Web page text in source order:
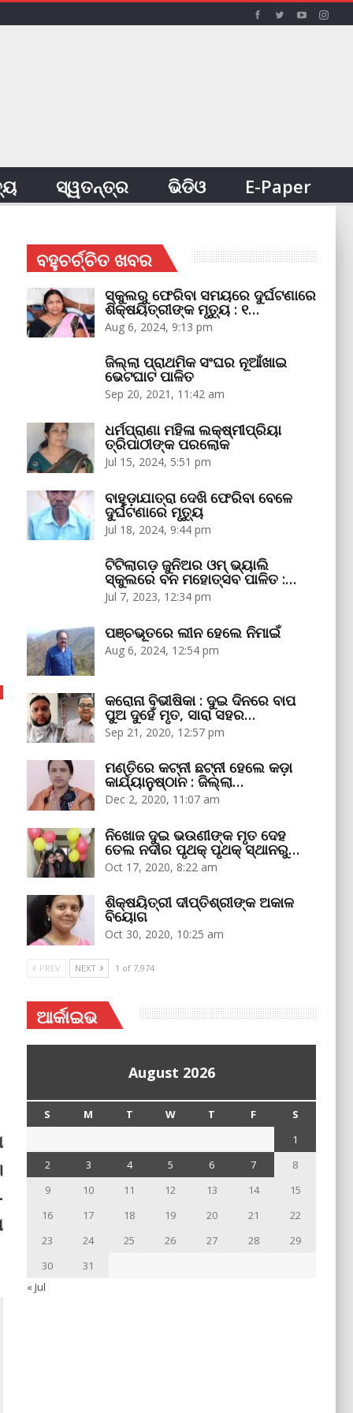
ସ୍ୱତନ୍ତ୍ର ଭିଡିଓ E-Paper
ବହୁଚର୍ଚ୍ଚିତ ଖବର
ସ୍କୁଲରୁ ଫେରିବା ସମୟରେ ଦୁର୍ଘଟଣାରେ
ଶିକ୍ଷୟିତ୍ରୀଙ୍କ ମୃତ୍ୟୁ : ୧…
Aug 6, 2024, 9:13 pm
ଜିଲ୍ଲା ପ୍ରାଥମିକ ସଂଘର ନୂଆଁଖାଇ
ଭେଟଘାଟ ପାଳିତ
Sep 20, 2021, 11:42 am
ଧର୍ମପ୍ରାଣା ମହିଳା ଲକ୍ଷ୍ମୀପ୍ରିୟା
ତ୍ରିପାଠୀଙ୍କ ପରଲୋକ
Jul 15, 2024, 5:51 pm
ବାହୁଡ଼ାଯାତ୍ରା ଦେଖି ଫେରିବା ବେଳେ
ଦୁର୍ଘଟଣାରେ ମୃତ୍ୟୁ
Jul 18, 2024, 9:44 pm
ଟିଟିଲାଗଡ଼ ଜୁନିଅର ଓମ୍‌ ଭ୍ୟାଲି
ସ୍କୁଲରେ ବନ ମହୋତ୍ସବ ପାଳିତ :…
Jul 7, 2023, 12:34 pm
ପଞ୍ଚଭୂତରେ ଲୀନ ହେଲେ ନିମାଇଁ
Aug 6, 2024, 12:54 pm
କରୋନା ବିଭୀଷିକା : ଦୁଇ ଦିନରେ ବାପ
ପୁଅ ଦୁହେଁ ମୃତ, ସାରା ସହର…
Sep 21, 2020, 12:57 pm
ମଣ୍ତିରେ କଟ୍‌ନୀ ଛଟ୍‌ନୀ ହେଲେ କଡ଼ା
କାର୍ଯ୍ୟାନୁଷ୍ଠାନ : ଜିଲ୍ଲା…
Dec 2, 2020, 11:07 am
ନିଖୋଜ ଦୁଇ ଭଉଣୀଙ୍କ ମୃତ ଦେହ
ତେଲ ନଦୀର ପୃଥକ୍‌ ପୃଥକ୍‌ ସ୍ଥାନରୁ…
Oct 17, 2020, 8:22 am
ଶିକ୍ଷୟିତ୍ରୀ ଦୀପ୍ତିଶ୍ରୀଙ୍କ ଅକାଳ
ବିୟୋଗ
Oct 30, 2020, 10:25 am
PREV NEXT 1 of 7,974
ଆର୍କାଇଭ
August 2026
S M T W T F
S
1
2
3 4 5 6 7
8
9
10 11 12 13 14
15
16
17 18 19 20 21
22
23
24 25 26 27 28
29
30
31
« Jul